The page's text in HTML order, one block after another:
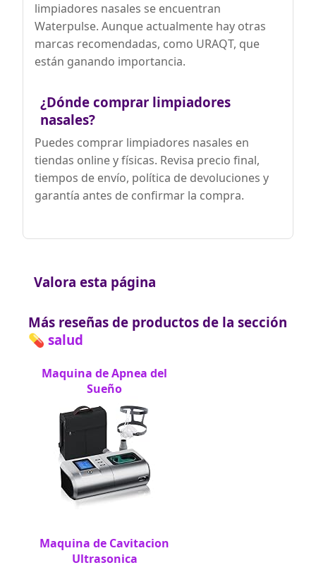
limpiadores nasales se encuentran
Waterpulse. Aunque actualmente hay otras
marcas recomendadas, como URAQT, que
están ganando importancia.
¿Dónde comprar limpiadores
nasales?
Puedes comprar limpiadores nasales en
tiendas online y físicas. Revisa precio final,
tiempos de envío, política de devoluciones y
garantía antes de confirmar la compra.
Valora esta página
Más reseñas de productos de la sección
💊 salud
Maquina de Apnea del
Sueño
Maquina de Cavitacion
Ultrasonica